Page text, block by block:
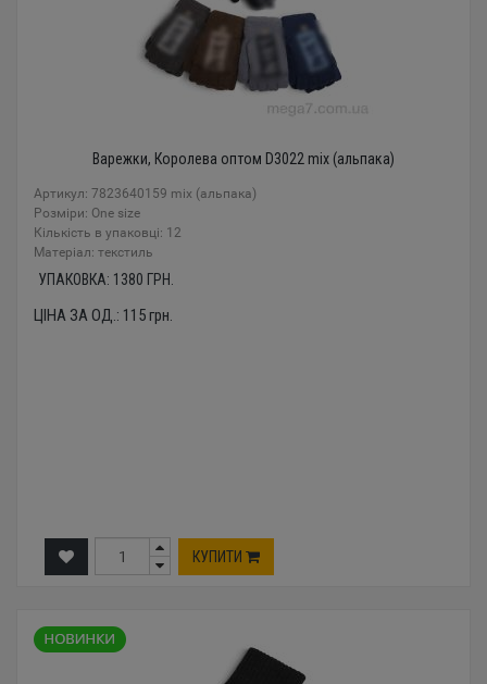
Варежки, Королева оптом D3022 mix (альпака)
Артикул: 7823640159 mix (альпака)
Розміри: One size
Кількість в упаковці: 12
Mатеріал: текстиль
УПАКОВКА: 1380 ГРН.
ЦІНА ЗА ОД.: 115грн.
КУПИТИ